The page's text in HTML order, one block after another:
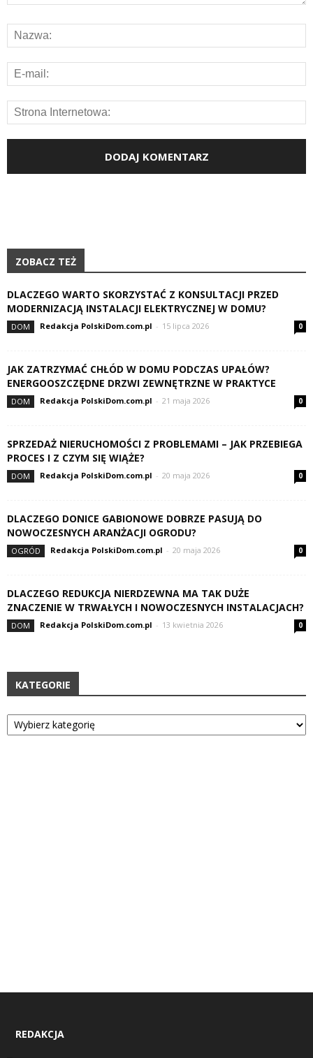
ZOBACZ TEŻ
DLACZEGO WARTO SKORZYSTAĆ Z KONSULTACJI PRZED
MODERNIZACJĄ INSTALACJI ELEKTRYCZNEJ W DOMU?
DOM Redakcja PolskiDom.com.pl - 15 lipca 2026 0
JAK ZATRZYMAĆ CHŁÓD W DOMU PODCZAS UPAŁÓW?
ENERGOOSZCZĘDNE DRZWI ZEWNĘTRZNE W PRAKTYCE
DOM Redakcja PolskiDom.com.pl - 21 maja 2026 0
SPRZEDAŻ NIERUCHOMOŚCI Z PROBLEMAMI – JAK PRZEBIEGA
PROCES I Z CZYM SIĘ WIĄŻE?
DOM Redakcja PolskiDom.com.pl - 20 maja 2026 0
DLACZEGO DONICE GABIONOWE DOBRZE PASUJĄ DO
NOWOCZESNYCH ARANŻACJI OGRODU?
OGRÓD Redakcja PolskiDom.com.pl - 20 maja 2026 0
DLACZEGO REDUKCJA NIERDZEWNA MA TAK DUŻE
ZNACZENIE W TRWAŁYCH I NOWOCZESNYCH INSTALACJACH?
DOM Redakcja PolskiDom.com.pl - 13 kwietnia 2026 0
KATEGORIE
Kategorie
REDAKCJA